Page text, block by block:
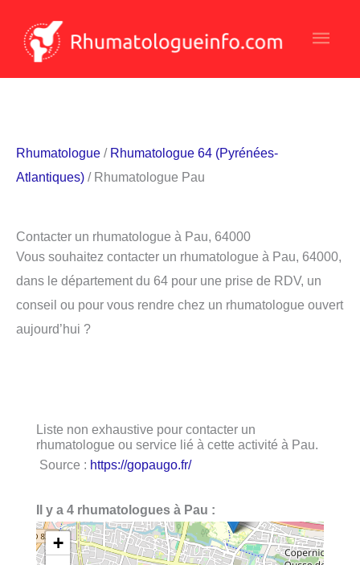
contenu
Rhumatologue / Rhumatologue 64 (Pyrénées-
Atlantiques) / Rhumatologue Pau
Contacter un rhumatologue à Pau, 64000
Vous souhaitez contacter un rhumatologue à Pau, 64000,
dans le département du 64 pour une prise de RDV, un
conseil ou pour vous rendre chez un rhumatologue ouvert
aujourd’hui ?
Liste non exhaustive pour contacter un
rhumatologue ou service lié à cette activité à Pau.
Source : https://gopaugo.fr/
Il y a 4 rhumatologues à Pau :
+